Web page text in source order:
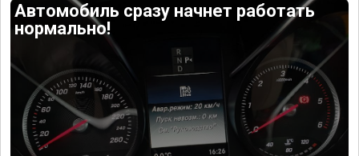
Автомобиль сразу начнет работать
нормально!